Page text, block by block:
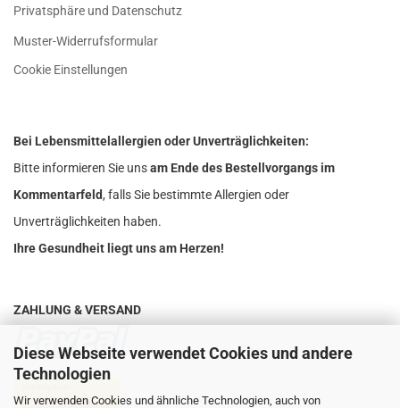
Diese Webseite verwendet Cookies und andere
Technologien
Wir verwenden Cookies und ähnliche Technologien, auch von
Privatsphäre und Datenschutz
Muster-Widerrufsformular
Cookie Einstellungen
Bei Lebensmittelallergien oder Unverträglichkeiten:
Bitte informieren Sie unsam Ende des Bestellvorgangs im
Kommentarfeld, falls Sie bestimmte Allergien oder
Unverträglichkeiten haben.
Ihre Gesundheit liegt uns am Herzen!
ZAHLUNG & VERSAND